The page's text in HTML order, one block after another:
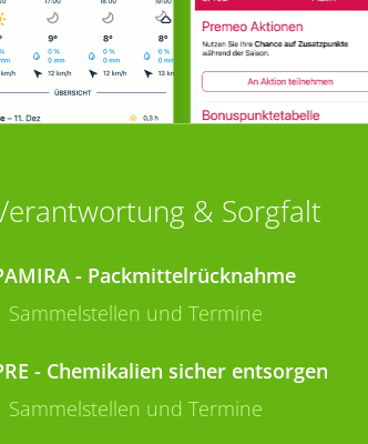
& Sorgfalt
- Packmittelrücknahme
Sammelstellen und Termine
- Chemikalien sicher entsorgen
Sammelstellen und Termine